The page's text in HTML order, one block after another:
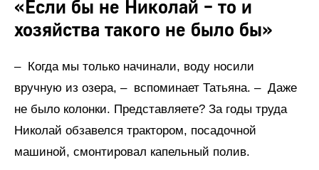
«Если бы не Николай – то и
хозяйства такого не было бы»
– Когда мы только начинали, воду носили
вручную из озера, – вспоминает Татьяна. – Даже
не было колонки. Представляете? За годы труда
Николай обзавелся трактором, посадочной
машиной, смонтировал капельный полив.